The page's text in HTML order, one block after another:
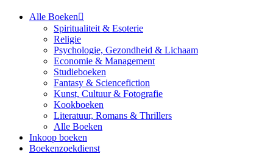
Alle Boeken
Spiritualiteit & Esoterie
Religie
Psychologie, Gezondheid & Lichaam
Economie & Management
Studieboeken
Fantasy & Sciencefiction
Kunst, Cultuur & Fotografie
Kookboeken
Literatuur, Romans & Thrillers
Alle Boeken
Inkoop boeken
Boekenzoekdienst